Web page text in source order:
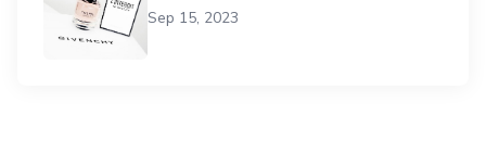
Sep 15, 2023